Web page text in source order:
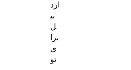
ارد
بی
ل
برا
ی
تو